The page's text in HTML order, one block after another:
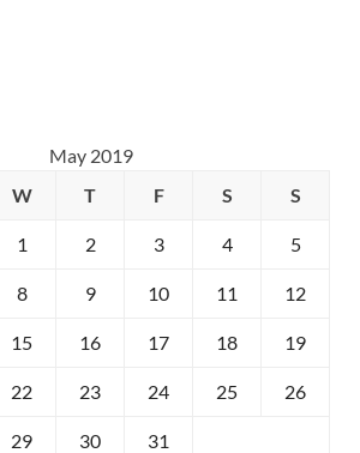
May 2019
W T F S S
1 2 3 4 5
8 9 10 11 12
15 16 17 18 19
22 23 24 25 26
29 30 31